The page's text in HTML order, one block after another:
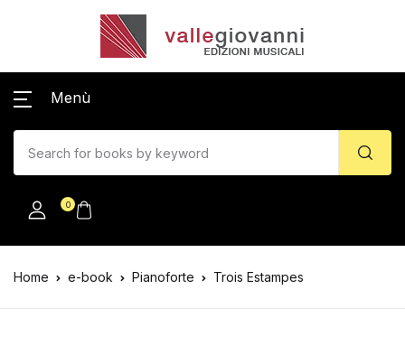
Menù
0
Home e-book Pianoforte Trois Estampes